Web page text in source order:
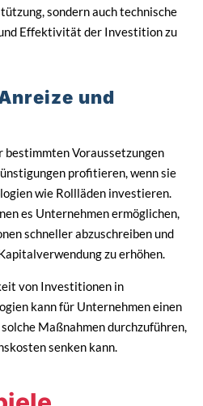
sondern auch technische
Effektivität der Investition zu
und
bestimmten Voraussetzungen
profitieren, wenn sie
wie Rollläden investieren.
es Unternehmen ermöglichen,
schneller abzuschreiben und
zu erhöhen.
von Investitionen in
kann für Unternehmen einen
Maßnahmen durchzuführen,
senken kann.